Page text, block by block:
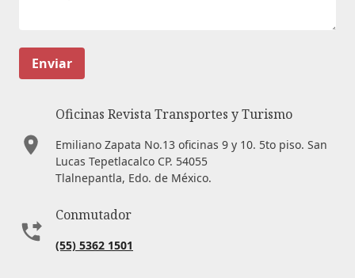
Enviar
Oficinas Revista Transportes y Turismo
Emiliano Zapata No.13 oficinas 9 y 10. 5to piso. San
Lucas Tepetlacalco CP. 54055
Tlalnepantla, Edo. de México.
Conmutador
(55) 5362 1501